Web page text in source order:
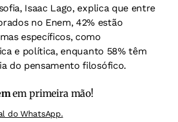
Isaac Lago, explica que entre
no Enem, 42% estão
específicos, como
e política, enquanto 58% têm
do pensamento filosófico.
em primeira mão!
do WhatsApp.